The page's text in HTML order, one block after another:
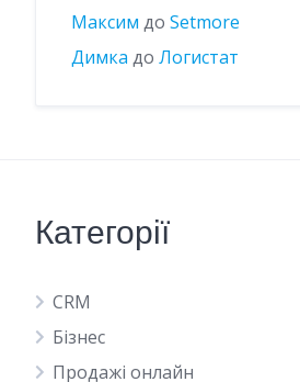
Максим до Setmore
Димка до Логистат
Категорії
CRM
Бізнес
Продажі онлайн